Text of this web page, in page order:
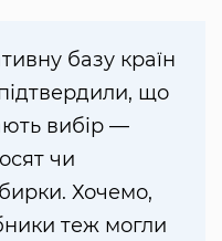
базу країн
що
вибір —
чи
Хочемо,
теж могли